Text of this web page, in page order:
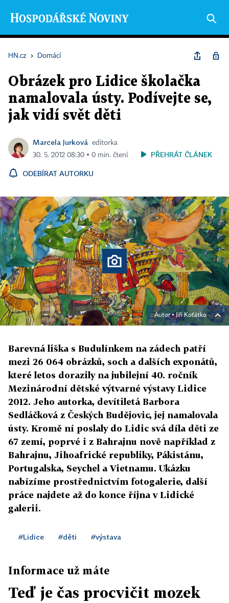
HN.cz › Domácí
Obrázek pro Lidice školačka
namalovala ústy. Podívejte se,
jak vidí svět děti
Marcela Jurková
editorka
30. 5. 2012 08:30 ▪ 0 min. čtení
PŘEHRÁT ČLÁNEK
ODEBÍRAT AUTORKU
Autor ▪Jiří Koťátko
Barevná liška s Budulínkem na zádech patří
mezi 26 064 obrázků, soch a dalších exponátů,
které letos dorazily na jubilejní 40. ročník
Mezinárodní dětské výtvarné výstavy Lidice
2012. Jeho autorka, devítiletá Barbora
Sedláčková z Českých Budějovic, jej namalovala
ústy. Kromě ní poslaly do Lidic svá díla děti ze
67 zemí, poprvé i z Bahrajnu nově například z
Bahrajnu, Jihoafrické republiky, Pákistánu,
Portugalska, Seychel a Vietnamu. Ukázku
nabízíme prostřednictvím fotogalerie, další
práce najdete až do konce října v Lidické
galerii.
#Lidice #děti #výstava
Informace už máte
Teď je čas procvičit mozek